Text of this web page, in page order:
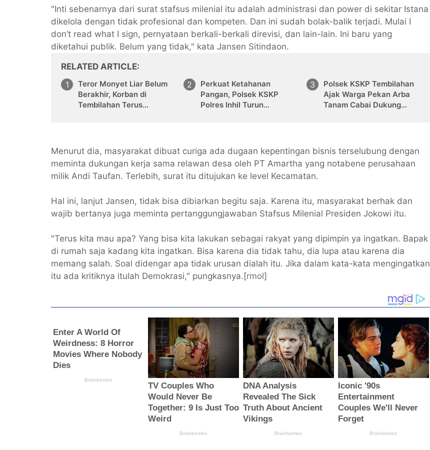
"Inti sebenarnya dari surat stafsus milenial itu adalah administrasi dan power di sekitar Istana
dikelola dengan tidak profesional dan kompeten. Dan ini sudah bolak-balik terjadi. Mulai I
don’t read what I sign, pernyataan berkali-berkali direvisi, dan lain-lain. Ini baru yang
diketahui publik. Belum yang tidak," kata Jansen Sitindaon.
RELATED ARTICLE
Teror Monyet Liar Belum
Berakhir, Korban di
Tembilahan Terus
Perkuat Ketahanan
Pangan, Polsek KSKP
Polres Inhil Turun
Polsek KSKP Tembilahan
Ajak Warga Pekan Arba
Tanam Cabai Dukung
Menurut dia, masyarakat dibuat curiga ada dugaan kepentingan bisnis terselubung dengan
meminta dukungan kerja sama relawan desa oleh PT Amartha yang notabene perusahaan
milik Andi Taufan. Terlebih, surat itu ditujukan ke level Kecamatan.
Hal ini, lanjut Jansen, tidak bisa dibiarkan begitu saja. Karena itu, masyarakat berhak dan
wajib bertanya juga meminta pertanggungjawaban Stafsus Milenial Presiden Jokowi itu.
"Terus kita mau apa? Yang bisa kita lakukan sebagai rakyat yang dipimpin ya ingatkan. Bapak
di rumah saja kadang kita ingatkan. Bisa karena dia tidak tahu, dia lupa atau karena dia
memang salah. Soal didengar apa tidak urusan dialah itu. Jika dalam kata-kata mengingatkan
itu ada kritiknya itulah Demokrasi," pungkasnya.[rmol]